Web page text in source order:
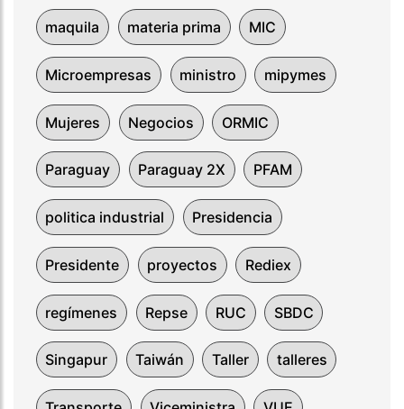
maquila materia prima MIC
Microempresas ministro mipymes
Mujeres Negocios ORMIC
Paraguay Paraguay 2X PFAM
politica industrial Presidencia
Presidente proyectos Rediex
regímenes Repse RUC SBDC
Singapur Taiwán Taller talleres